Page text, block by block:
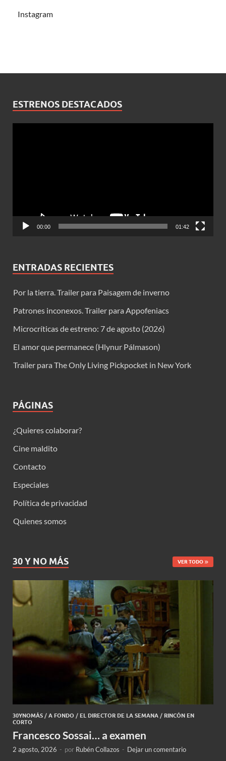
Instagram
ESTRENOS DESTACADOS
00:00 01:42
ENTRADAS RECIENTES
Por la tierra. Trailer para Paisagem de inverno
Patrones inconexos. Trailer para Appofeniacs
Microcríticas de estreno: 7 de agosto (2026)
El amor que permanece (Hlynur Pálmason)
Trailer para The Only Living Pickpocket in New York
PÁGINAS
¿Quieres colaborar?
Cine maldito
Contacto
Especiales
Política de privacidad
Quienes somos
30 Y NO MÁS VER TODO
30YNOMÁS / A FONDO / EL DIRECTOR DE LA SEMANA / RINCÓN EN
CORTO
Francesco Sossai… a examen
2 agosto, 2026 - por Rubén Collazos - Dejar un comentario